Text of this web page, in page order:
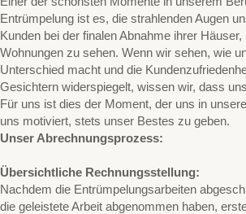
Entrümpelung ist es, die strahlenden Augen
Kunden bei der finalen Abnahme ihrer Häuser,
Wohnungen zu sehen. Wenn wir sehen, wie
Unterschied macht und die
Gesichtern widerspiegelt, wissen wir, dass
Für uns ist dies der Moment, der uns in
uns motiviert, stets unser Bestes zu geben.
Unser Abrechnungsprozess:
Übersichtliche Rechnungsstellung:
Nachdem die Entrümpelungsarbeiten
die geleistete Arbeit abgenommen haben,